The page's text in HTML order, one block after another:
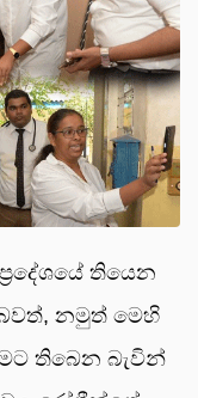
තියෙන
නමුත් මෙහි
තිබෙන බැවින්